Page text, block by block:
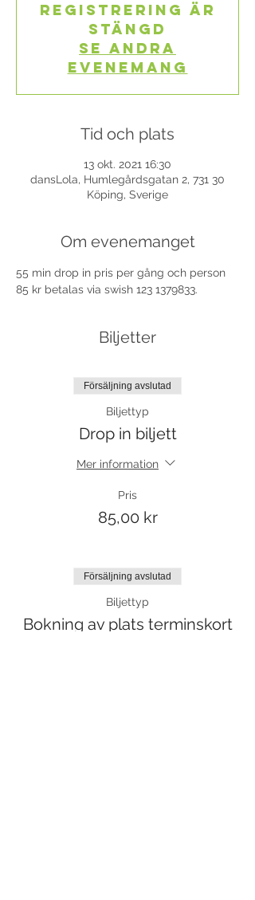
Registrering är
stängd
Se andra
evenemang
Tid och plats
13 okt. 2021 16:30
dansLola, Humlegårdsgatan 2, 731 30
Köping, Sverige
Om evenemanget
55 min drop in pris per gång och person
85 kr betalas via swish 123 1379833.
Biljetter
Försäljning avslutad
Biljettyp
Drop in biljett
Mer information
Pris
85,00 kr
Försäljning avslutad
Biljettyp
Bokning av plats terminskort